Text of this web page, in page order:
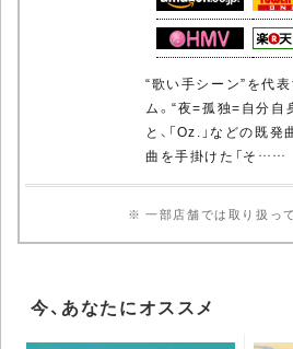
“歌い手シーン”を代
ム。“夜=孤独=自分自
と、「Oz.」などの既
曲を手掛けた「そ……
※ 一部店舗では取り扱っ
今、あなたにオススメ